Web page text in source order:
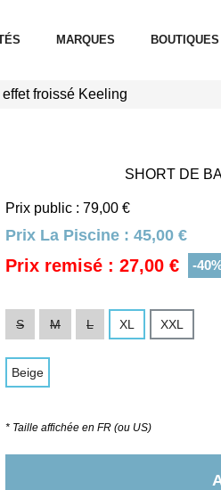
MARQUES BOUTIQUES
froissé Keeling
SHORT DE
Prix public : 79,00 €
Prix La Piscine : 45,00 €
Prix remisé : 27,00 € -
S M L XL XXL
Beige
* Taille affichée en FR (ou US)